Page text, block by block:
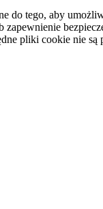
do tego, aby
zapewnienie
pliki cookie nie